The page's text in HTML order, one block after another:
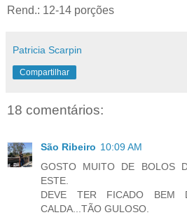
Rend.: 12-14 porções
Patricia Scarpin
Compartilhar
18 comentários:
São Ribeiro 10:09 AM
GOSTO MUITO DE BOLOS
ESTE.
DEVE TER FICADO BEM
CALDA...TÃO GULOSO.